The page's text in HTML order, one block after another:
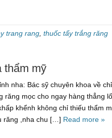
trang rang thuốc tẩy trắng răng
thẩm mỹ
nha: Bác sỹ chuyên khoa về
răng mọc cho ngay hàng thẳng
khểnh không chỉ thiếu thẩm
răng ,nha chu […] Read more »